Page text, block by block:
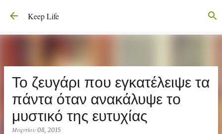
Μετάβαση στο κύριο περιεχόμενο
Keep Life
Το ζευγάρι που εγκατέλειψε τα
πάντα όταν ανακάλυψε το
μυστικό της ευτυχίας
Μαρτίου 08, 2015